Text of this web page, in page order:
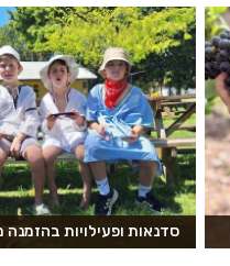
סדנאות ופעילויות